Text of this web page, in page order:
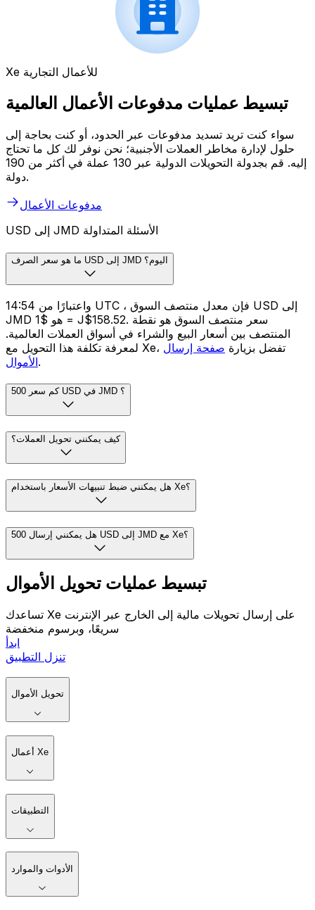
Xe للأعمال التجارية
تبسيط عمليات مدفوعات الأعمال العالمية
سواء كنت تريد تسديد مدفوعات عبر الحدود، أو كنت بحاجة إلى
حلول لإدارة مخاطر العملات الأجنبية؛ نحن نوفر لك كل ما تحتاج
إليه. قم بجدولة التحويلات الدولية عبر 130 عملة في أكثر من 190
دولة.
مدفوعات الأعمال
USD إلى JMD الأسئلة المتداولة
ما هو سعر الصرف USD إلى JMD اليوم؟
واعتبارًا من 14:54 UTC ، فإن معدل منتصف السوق USD إلى
JMD هو $1 = J$158.52. سعر منتصف السوق هو نقطة
المنتصف بين أسعار البيع والشراء في أسواق العملات العالمية.
لمعرفة تكلفة هذا التحويل مع Xe، تفضل بزيارة صفحة إرسال
الأموال.
كم سعر 500 USD في JMD ؟
كيف يمكنني تحويل العملات؟
هل يمكنني ضبط تنبيهات الأسعار باستخدام Xe؟
هل يمكنني إرسال 500 USD إلى JMD مع Xe؟
تبسيط عمليات تحويل الأموال
تساعدك Xe على إرسال تحويلات مالية إلى الخارج عبر الإنترنت
سريعًا، وبرسوم منخفضة
ابدأ
تنزل التطبيق
تحويل الأموال
أعمال Xe
التطبيقات
الأدوات والموارد